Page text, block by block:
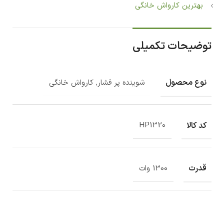
بهترین کارواش خانگی
توضیحات تکمیلی
نوع محصول شوینده پر فشار, کارواش خانگی
کد کالا HP1320
قدرت 1300 وات